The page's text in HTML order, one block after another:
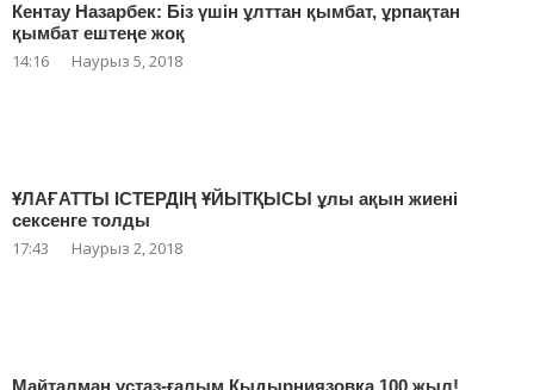
Кентау Назарбек: Біз үшін ұлттан қымбат, ұрпақтан
қымбат ештеңе жоқ
14:16 Наурыз 5, 2018
ҰЛАҒАТТЫ ІСТЕРДІҢ ҰЙЫТҚЫСЫ ұлы ақын жиені
сексенге толды
17:43 Наурыз 2, 2018